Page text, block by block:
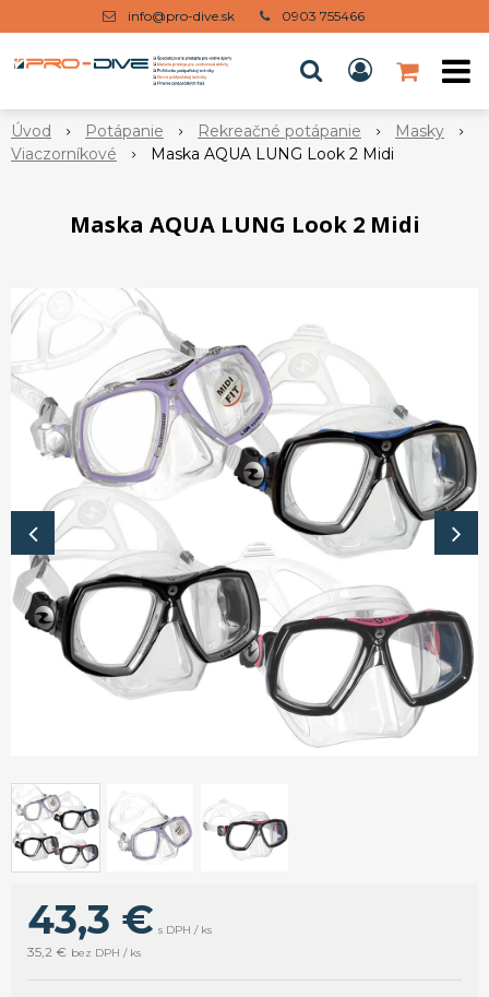
info@pro-dive.sk 0903 755466
Úvod Potápanie Rekreačné potápanie
Masky
Viaczorníkové
Maska AQUA LUNG Look 2 Midi
Maska AQUA LUNG Look 2 Midi
43,3 € s DPH / ks
35,2 € bez DPH / ks